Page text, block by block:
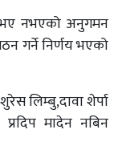
भए नभएको अनुगमन
गर्ने निर्णय भएको
लिम्बु,दावा शेर्पा
मादेन नबिन